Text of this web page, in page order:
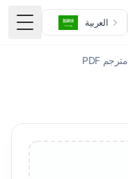
العربية
تبديل
مترجم PDF